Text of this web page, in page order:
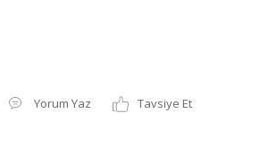
Yorum Yaz
Tavsiye Et